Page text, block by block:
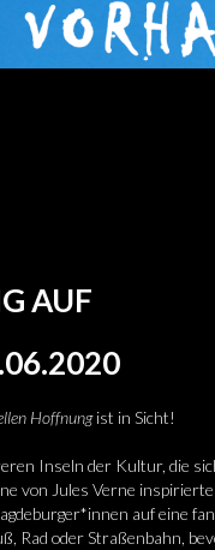
AUF
Hoffnungist in Sicht!
Inseln der Kultur, die
von Jules Verne
auf eine
Rad oder Straßenbahn,